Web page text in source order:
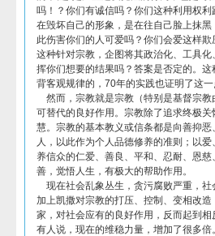
吗！？你们有诚信吗？你们这种利用权
在毁坏自己的形象，是在往自己脸上抹
此伤害你们的人可爱吗？你们会爱这样
这种针对宗教，企图将其政治化、工具
挥你们想要的结果吗？答案是否定的。
背客观规律的，70年的实践也证明了这
然而，宗教就是宗教（特别是基督宗教
可替代的良好作用。宗教除了追求终极
慧。宗教的基本教义或信条都是向善抑
人，以此作为个人品德修养的准则；以
养信众的仁爱、善良、平和、忍耐、恩
善，觉悟人生，有极大的帮助作用。
现在社会乱象丛生，贪污腐败严重，社
加上凯撒对宗教的打压、控制、变相改
家，对社会应有的良好作用，反而起到
有人说，现在的维稳力量，增加了很多